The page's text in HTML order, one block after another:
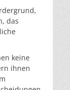
das
keine
ihnen